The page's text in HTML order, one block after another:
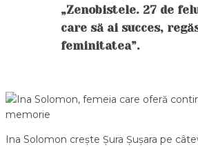
„Zenobistele. 27 de
care să ai succes,
feminitatea”.
Ina Solomon crește Șura Șușara pe